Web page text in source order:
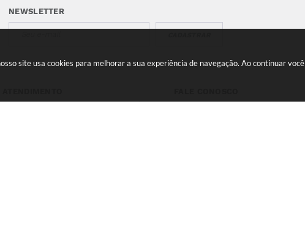
site usa cookies para melhorar a sua experiência de navegação. Ao continuar
NEWSLETTER
Segunda-feira a Quinta 08:00 às
Telefone para contato: